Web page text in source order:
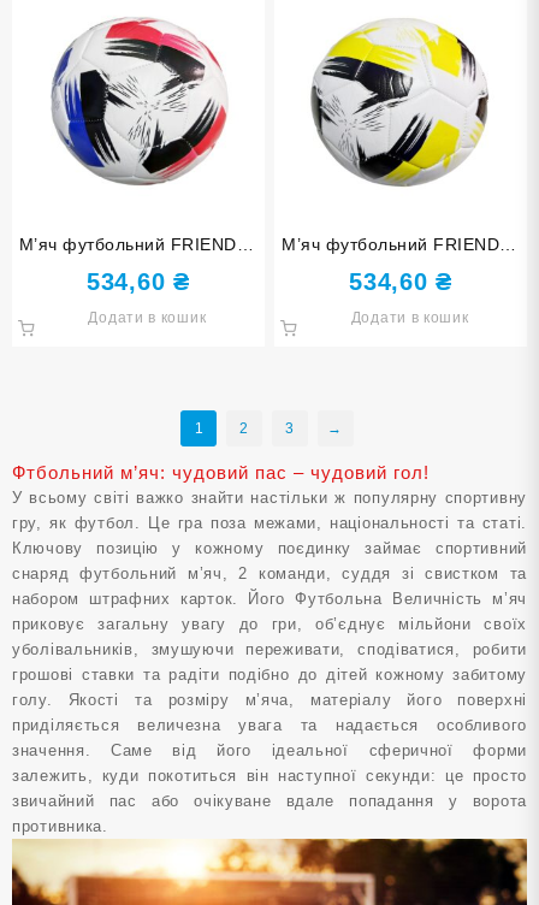
Фтбольний м’яч: чудовий пас – чудовий гол!
У всьому світі важко знайти настільки ж популярну спортивну
гру, як футбол. Це гра поза межами, національності та статі.
Ключову позицію у кожному поєдинку займає спортивний
снарядфутбольний м’яч
, 2 команди, суддя зі свистком та
набором штрафних карток. Його Футбольна Величність м’яч
приковує загальну увагу до гри, об’єднує мільйони своїх
уболівальників, змушуючи переживати, сподіватися, робити
грошові ставки та радіти подібно до дітей кожному забитому
голу. Якості та розміру м’яча, матеріалу його поверхні
приділяється величезна увага та надається особливого
значення. Саме від його ідеальної сферичної форми
залежить, куди покотиться він наступної секунди: це просто
звичайний пас або очікуване вдале попадання у ворота
противника.
М’яч футбольний FRIENDLY
FT-2313-blue
534,60 ₴
Додати в кошик
М’яч футбольний FRIENDLY
FT-2313-yellow
534,60₴
Додати в кошик
1 2 3 →